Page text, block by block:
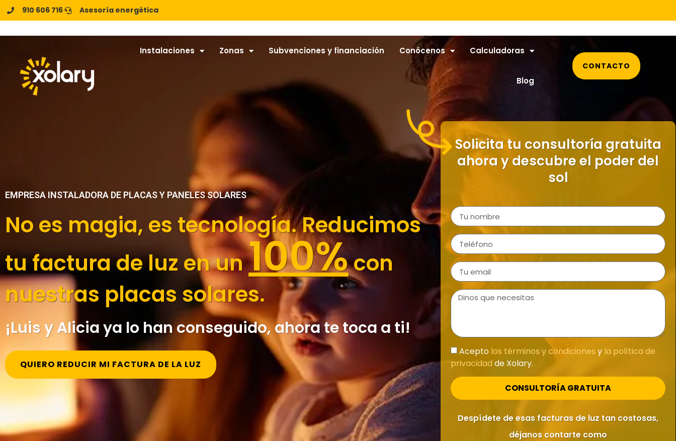
910 606 716 Asesoría energética
Instalaciones Zonas Subvenciones y financiación Conócenos Calculadoras
Blog
CONTACTO
EMPRESA INSTALADORA DE PLACAS Y PANELES SOLARES
No es magia, es tecnología. Reducimos
tu factura de luz en un100%con
nuestras placas solares.
¡Luis y Alicia ya lo han conseguido, ahora te toca a ti!
QUIERO REDUCIR MI FACTURA DE LA LUZ
Solicita tu consultoría gratuita
ahora y descubre el poder del
sol
Acepto los términos y condiciones y la política de
privacidad de Xolary.
CONSULTORÍA GRATUITA
Despídete de esas facturas de luz tan costosas,
déjanos contarte como